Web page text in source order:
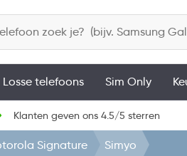
Losse telefoons Sim Only
Klanten geven ons 4.5/5 sterren
Signature Simyo